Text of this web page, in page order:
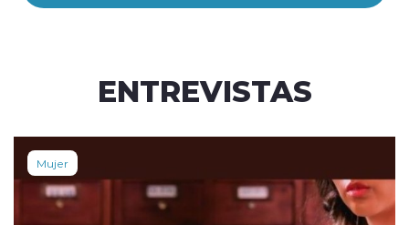
ENTREVISTAS
Mujer